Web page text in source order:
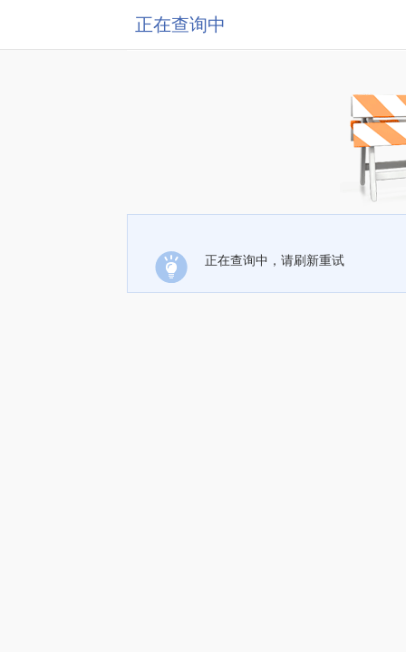
正在查询中
正在查询中，请刷新重试